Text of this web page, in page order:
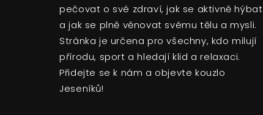
pečovat o své zdraví, jak se aktivně hýbat
a jak se plně věnovat svému tělu a mysli.
Stránka je určena pro všechny, kdo milují
přírodu, sport a hledají klid a relaxaci.
Přidejte se k nám a objevte kouzlo
Jeseníků!